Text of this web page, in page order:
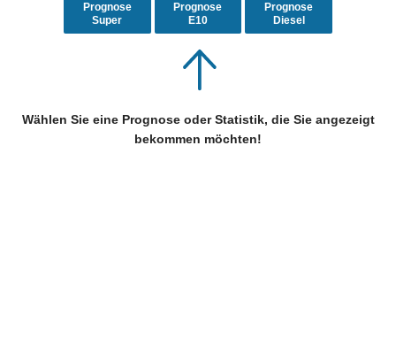
Prognose
Super
Prognose
E10
Prognose
Diesel
Wählen Sie eine Prognose oder Statistik, die Sie angezeigt
bekommen möchten!